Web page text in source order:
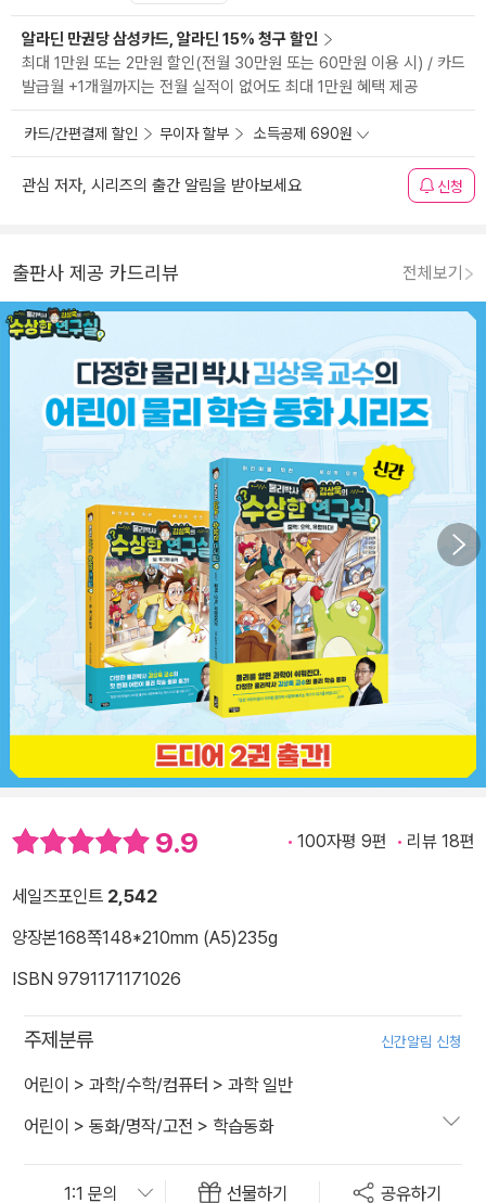
알라딘 만권당 삼성카드, 알라딘 15% 청구 할인
최대 1만원 또는 2만원 할인(전월 30만원 또는 60만원 이용 시) / 카드
발급월 +1개월까지는 전월 실적이 없어도 최대 1만원 혜택 제공
카드/간편결제 할인 무이자 할부 소득공제 690원
관심 저자, 시리즈의 출간 알림을 받아보세요 신청
출판사 제공 카드리뷰 전체보기
9.9 100자평 9편 리뷰 18편
세일즈포인트 2,542
양장본168쪽148*210mm (A5)235g
ISBN 9791171171026
주제분류 신간알림 신청
어린이 > 과학/수학/컴퓨터 > 과학 일반
어린이 > 동화/명작/고전 > 학습동화
선물하기 공유하기